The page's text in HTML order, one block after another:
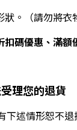
。（請勿將衣
扣碼優惠、滿
理您的退貨
下述情形恕不